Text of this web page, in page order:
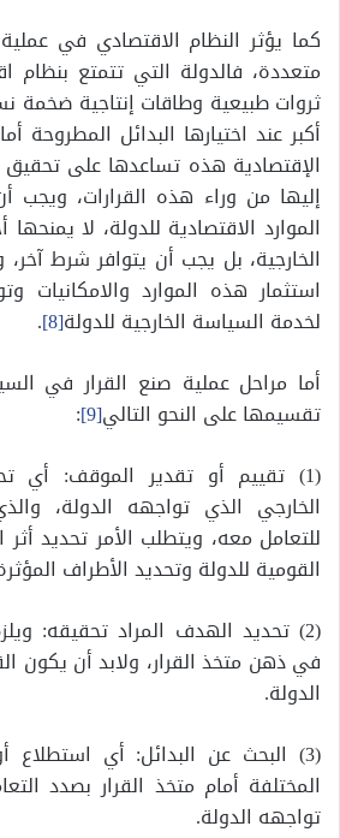
كما يؤثر النظام الاقتصادي في عملية
متعددة، فالدولة التي تتمتع بنظام
ثروات طبيعية وطاقات إنتاجية ضخمة
أكبر عند اختيارها البدائل المطروحة
الإقتصادية هذه تساعدها على
إليها من وراء هذه القرارات،
الموارد الاقتصادية للدولة، لا يمنحها
الخارجية، بل يجب أن يتوافر شرط
استثمار هذه الموارد
لخدمة السياسة الخارجية للدولة[8]
.
أما مراحل عملية صنع القرار في
تقسيمها على النحو التالي[9]
:
(1) تقييم أو تقدير الموقف: أي
الخارجي الذي تواجهه الدولة،
للتعامل معه، ويتطلب الأمر تحديد
القومية للدولة وتحديد الأطراف
(2) تحديد الهدف المراد تحقيقه:
في ذهن متخذ القرار، ولابد أن يكون
الدولة.
(3) البحث عن البدائل: أي استطلاع
المختلفة أمام متخذ القرار بصدد
تواجهه الدولة.